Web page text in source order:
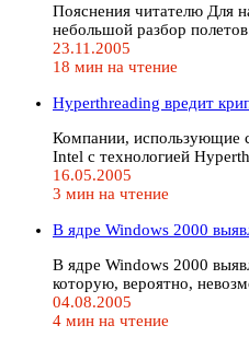
Пояснения читателю Для
небольшой разбор
23.11.2005
18 мин на чтение
Hyperthreading вредит
Компании, использующие
Intel с технологией
16.05.2005
3 мин на чтение
В ядре Windows 2000
В ядре Windows 2000
которую, вероятно,
04.08.2005
4 мин на чтение